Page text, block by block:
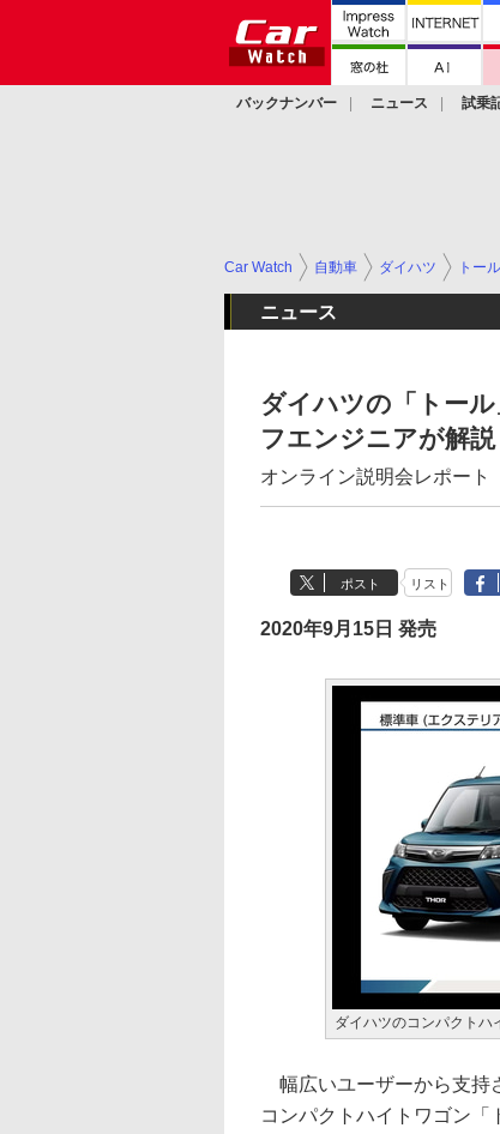
バックナンバー ニュース 試乗
Car Watch 自動車 ダイハツ トール
ニュース
ダイハツの「トー
フエンジニアが解説
オンライン説明会レポート
ポスト リスト
2020年9月15日 発売
ダイハツのコンパクトハ
幅広いユーザーから支持
コンパクトハイトワゴン「